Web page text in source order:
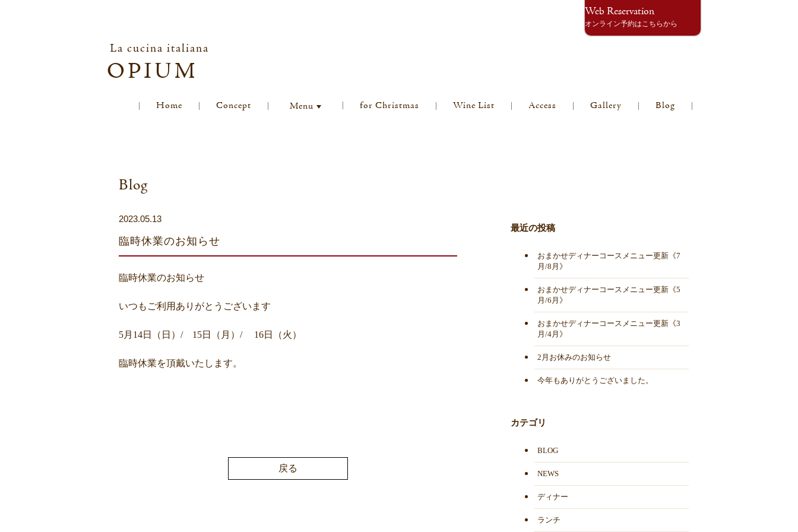
La cucina italiana
OPIUM
Web Reservation
オンライン予約はこちらから
Home Concept Menu for Christmas Wine List Access Gallery Blog
Blog
2023.05.13
臨時休業のお知らせ
臨時休業のお知らせ
いつもご利用ありがとうございます
5月14日（日）/ 15日（月）/ 16日（火）
臨時休業を頂戴いたします。
戻る
最近の投稿
おまかせディナーコースメニュー更新《7
月/8月》
おまかせディナーコースメニュー更新《5
月/6月》
おまかせディナーコースメニュー更新《3
月/4月》
2月お休みのお知らせ
今年もありがとうございました。
カテゴリ
BLOG
NEWS
ディナー
ランチ